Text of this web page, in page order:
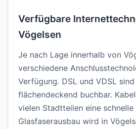
Verfügbare
Vögelsen
Je nach Lage innerhalb von
verschiedene
Verfügung. DSL und VDSL
flächendeckend buchbar.
vielen Stadtteilen eine
Glasfaserausbau wird in